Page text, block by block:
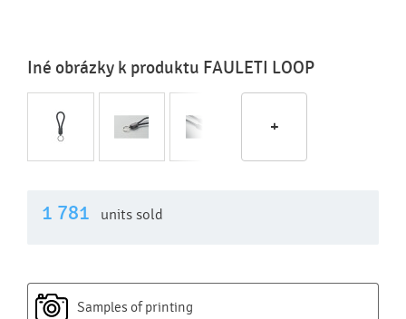
Iné obrázky k produktu FAULETI LOOP
+
1 781 units sold
Samples of printing